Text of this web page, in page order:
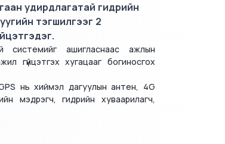
удирдлагатай гидрийн
тэгшилгээг 2
системийг ашигласнаас ажлын
гүйцэтгэх хугацааг богиносгох
нь хиймэл дагуулын антен, 4G
мэдрэгч, гидрийн хуваарилагч,